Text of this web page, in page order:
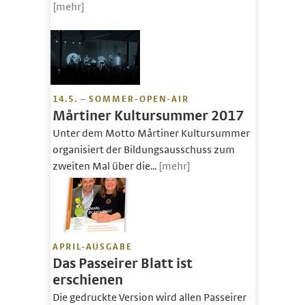
[mehr]
14.5. – SOMMER-OPEN-AIR
Mårtiner Kultursummer 2017
Unter dem Motto Mårtiner Kultursummer
organisiert der Bildungsausschuss zum
zweiten Mal über die... [mehr]
APRIL-AUSGABE
Das Passeirer Blatt ist
erschienen
Die gedruckte Version wird allen Passeirer